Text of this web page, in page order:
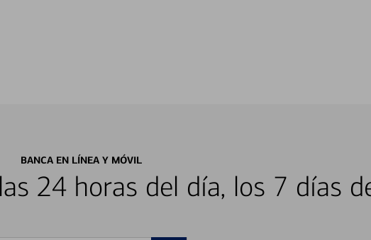
BANCA EN LÍNEA Y MÓVIL
24 horas del día, los 7 días